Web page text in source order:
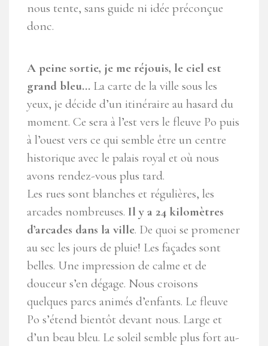
nous tente, sans guide ni idée préconçue
donc.
A peine sortie, je me réjouis, le ciel est
grand bleu… La carte de la ville sous les
yeux, je décide d’un itinéraire au hasard du
moment. Ce sera à l’est vers le fleuve Po puis
à l’ouest vers ce qui semble être un centre
historique avec le palais royal et où nous
avons rendez-vous plus tard.
Les rues sont blanches et régulières, les
arcades nombreuses. Il y a 24 kilomètres
d’arcades dans la ville. De quoi se promener
au sec les jours de pluie! Les façades sont
belles. Une impression de calme et de
douceur s’en dégage. Nous croisons
quelques parcs animés d’enfants. Le fleuve
Po s’étend bientôt devant nous. Large et
d’un beau bleu. Le soleil semble plus fort au-